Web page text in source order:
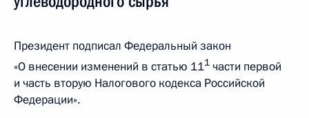
Президент подписал Федеральный закон
«О внесении изменений в статью 111 части первой
и часть вторую Налогового кодекса Российской
Федерации».